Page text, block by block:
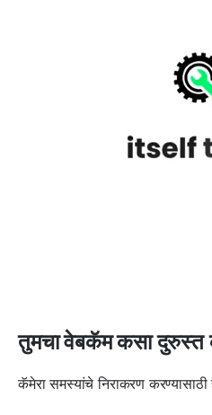
तुमचा वेबकॅम कसा दुरुस्त
कॅमेरा समस्यांचे निराकरण करण्यासाठी